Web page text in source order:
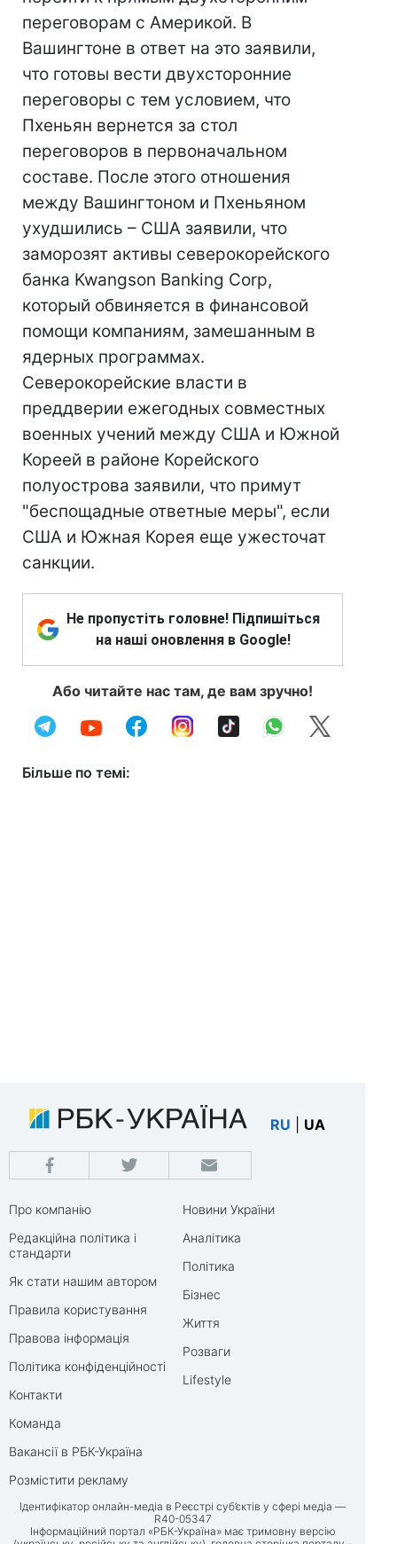
переговорам с Америкой. В
Вашингтоне в ответ на это заявили,
что готовы вести двухсторонние
переговоры с тем условием, что
Пхеньян вернется за стол
переговоров в первоначальном
составе. После этого отношения
между Вашингтоном и Пхеньяном
ухудшились – США заявили, что
заморозят активы северокорейского
банка Kwangson Banking Corp,
который обвиняется в финансовой
помощи компаниям, замешанным в
ядерных программах.
Северокорейские власти в
преддверии ежегодных совместных
военных учений между США и Южной
Кореей в районе Корейского
полуострова заявили, что примут
"беспощадные ответные меры", если
США и Южная Корея еще ужесточат
санкции.
Не пропустіть головне! Підпишіться
на наші оновлення в Google!
Або читайте нас там, де вам зручно!
Більше по темі:
RU UA
Про компанію
Редакційна політика і
стандарти
Як стати нашим автором
Правила користування
Правова інформація
Політика конфіденційності
Контакти
Команда
Вакансії в РБК-Україна
Розмістити рекламу
Новини України
Аналітика
Політика
Бізнес
Життя
Розваги
Lifestyle
Ідентифікатор онлайн-медіа в Реєстрі суб’єктів у сфері медіа —
R40-05347
Інформаційний портал «РБК-Україна» має тримовну версію